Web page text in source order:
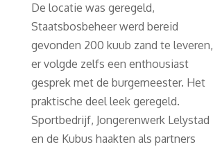
De locatie was geregeld,
Staatsbosbeheer werd bereid
gevonden 200 kuub zand te leveren,
er volgde zelfs een enthousiast
gesprek met de burgemeester. Het
praktische deel leek geregeld.
Sportbedrijf, Jongerenwerk Lelystad
en de Kubus haakten als partners